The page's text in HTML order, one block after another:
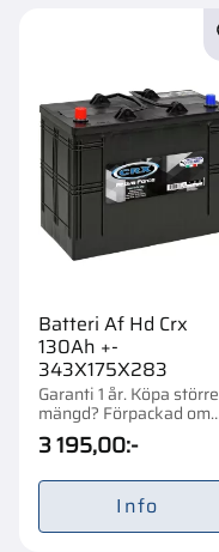
Batteri Af Hd Crx
130Ah +-
343X175X283
Garanti 1 år. Köpa större
mängd? Förpackad om
1/24 st.
3 195,00:-
Info